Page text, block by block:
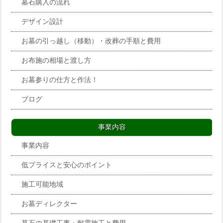
墓石購入の流れ
デザイン設計
お墓の引っ越し（移動）・改葬の手順と費用
お布施の相場と渡し方
お墓参りの仕方と作法！
ブログ
事業内容
事業内容
低プライスと安心のポイント
施工可能地域
お墓ディレクター